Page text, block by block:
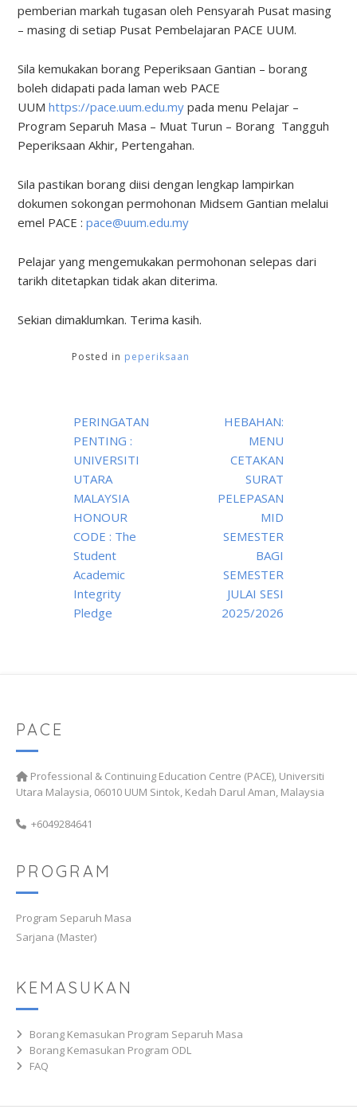
pemberian markah tugasan oleh Pensyarah Pusat masing
– masing di setiap Pusat Pembelajaran PACE UUM.
Sila kemukakan borang Peperiksaan Gantian – borang
boleh didapati pada laman web PACE
UUMhttps://pace.uum.edu.my pada menu Pelajar –
Program Separuh Masa – Muat Turun – Borang Tangguh
Peperiksaan Akhir, Pertengahan.
Sila pastikan borang diisi dengan lengkap lampirkan
dokumen sokongan permohonan Midsem Gantian melalui
emel PACE :pace@uum.edu.my
Pelajar yang mengemukakan permohonan selepas dari
tarikh ditetapkan tidak akan diterima.
Sekian dimaklumkan. Terima kasih.
Posted in peperiksaan
Post
navigation
PERINGATAN
PENTING :
UNIVERSITI
UTARA
MALAYSIA
HONOUR
CODE : The
Student
Academic
Integrity
Pledge
HEBAHAN:
MENU
CETAKAN
SURAT
PELEPASAN
MID
SEMESTER
BAGI
SEMESTER
JULAI SESI
2025/2026
PACE
Professional & Continuing Education Centre (PACE), Universiti
Utara Malaysia, 06010 UUM Sintok, Kedah Darul Aman, Malaysia
+6049284641
PROGRAM
Program Separuh Masa
Sarjana (Master)
KEMASUKAN
Borang Kemasukan Program Separuh Masa
Borang Kemasukan Program ODL
FAQ